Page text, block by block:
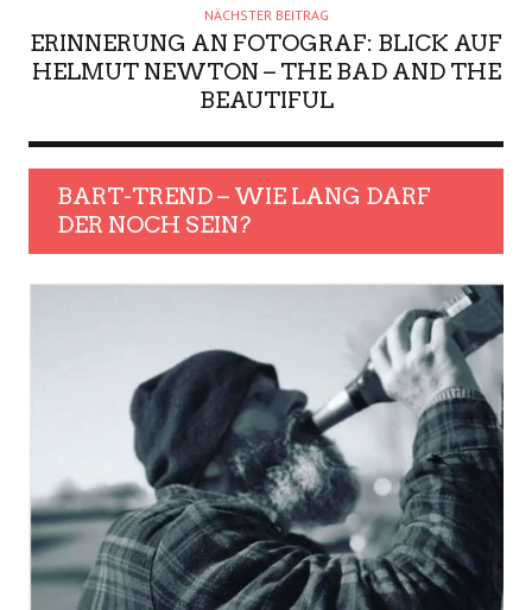
NÄCHSTER BEITRAG
ERINNERUNG AN FOTOGRAF: BLICK AUF
HELMUT NEWTON – THE BAD AND THE
BEAUTIFUL
BART-TREND – WIE LANG DARF
DER NOCH SEIN?